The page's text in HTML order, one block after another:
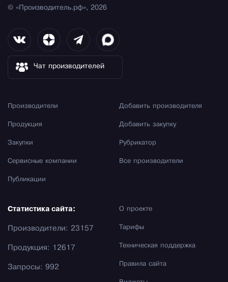
© «Производитель.рф», 2026
Чат производителей
Производители
Продукция
Закупки
Сервисные компании
Публикации
Добавить производителя
Добавить закупку
Рубрикатор
Все производители
О проекте
Тарифы
Техническая поддержка
Правила сайта
Статистика сайта:
Производители: 23157
Продукция: 12617
Запросы: 992